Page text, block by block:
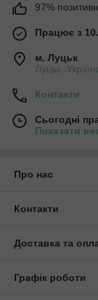
97%
Працює з
м. Луцьк
Луцьк,
Контакти
Сьогодні
Показати
Про нас
Контакти
Доставка та
Графік роботи